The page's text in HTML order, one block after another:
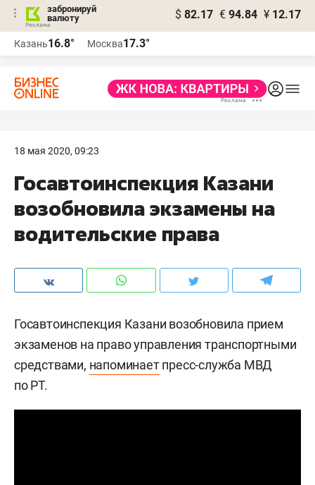
забронируй
валюту
$ 82.17 € 94.84 ¥ 12.17
Казань16.8° Москва17.3°
18 мая 2020, 09:23
Госавтоинспекция Казани
возобновила экзамены на
водительские права
Госавтоинспекция Казани возобновила прием
экзаменов на право управления транспортными
средствами, напоминаетпресс-служба МВД
по РТ.